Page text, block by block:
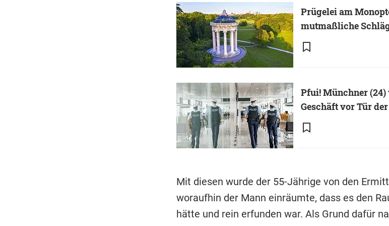
Prügelei am
mutmaßliche
Pfui! Münchner
Geschäft vor Tür
Mit diesen wurde der 55-Jährige von den
woraufhin der Mann einräumte, dass es den
hätte und rein erfunden war. Als Grund dafür